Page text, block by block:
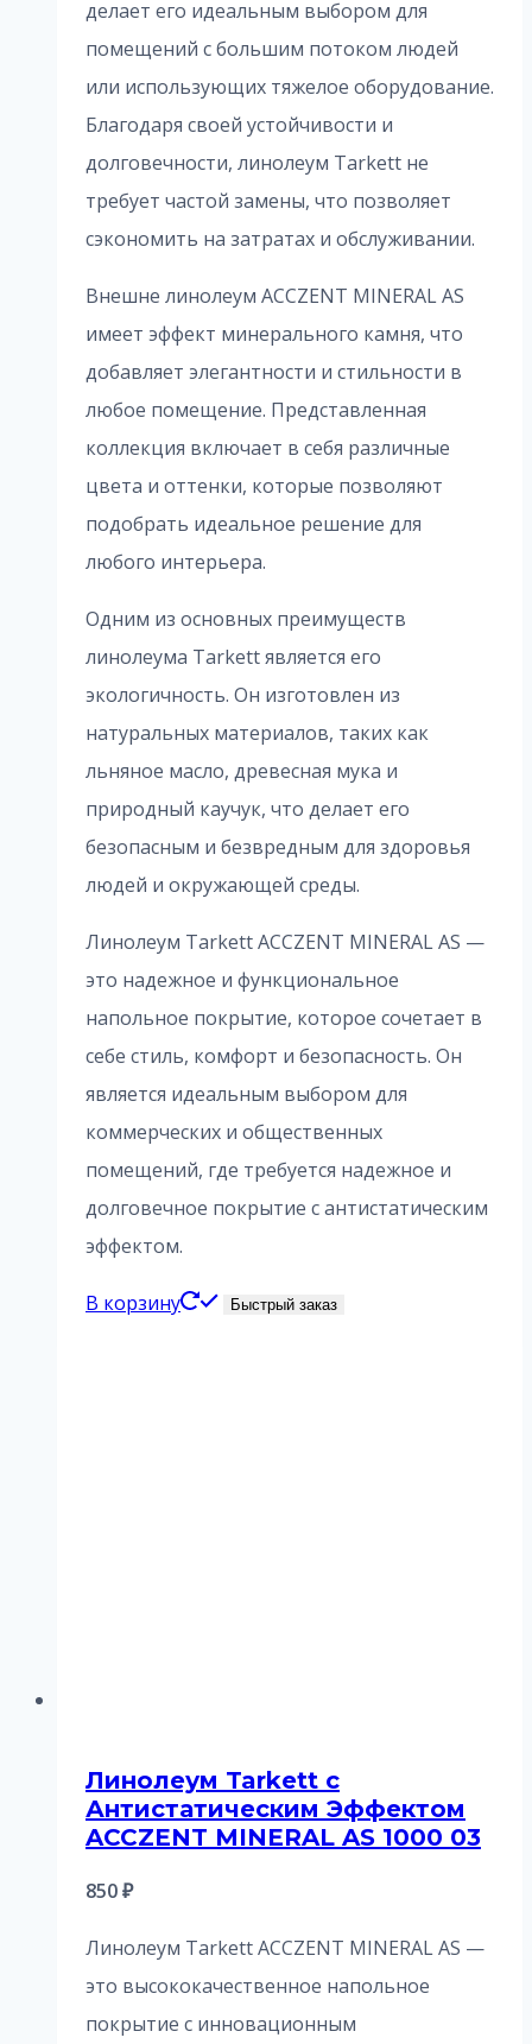
делает его идеальным выбором для
помещений с большим потоком людей
или использующих тяжелое оборудование.
Благодаря своей устойчивости и
долговечности, линолеум Tarkett не
требует частой замены, что позволяет
сэкономить на затратах и обслуживании.
Внешне линолеум ACCZENT MINERAL AS
имеет эффект минерального камня, что
добавляет элегантности и стильности в
любое помещение. Представленная
коллекция включает в себя различные
цвета и оттенки, которые позволяют
подобрать идеальное решение для
любого интерьера.
Одним из основных преимуществ
линолеума Tarkett является его
экологичность. Он изготовлен из
натуральных материалов, таких как
льняное масло, древесная мука и
природный каучук, что делает его
безопасным и безвредным для здоровья
людей и окружающей среды.
Линолеум Tarkett ACCZENT MINERAL AS —
это надежное и функциональное
напольное покрытие, которое сочетает в
себе стиль, комфорт и безопасность. Он
является идеальным выбором для
коммерческих и общественных
помещений, где требуется надежное и
долговечное покрытие с антистатическим
эффектом.
В корзину Быстрый заказ
Линолеум Tarkett с
Антистатическим Эффектом
ACCZENT MINERAL AS 1000 03
850₽
Линолеум Tarkett ACCZENT MINERAL AS —
это высококачественное напольное
покрытие с инновационным